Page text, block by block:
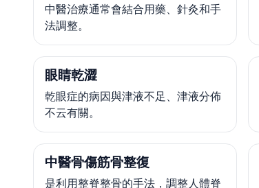
中醫治療通常會結合用藥、針灸和手
法調整。
眼睛乾澀
乾眼症的病因與津液不足、津液分佈
不云有關。
中醫骨傷筋骨整復
是利用整脊整骨的手法，調整人體脊